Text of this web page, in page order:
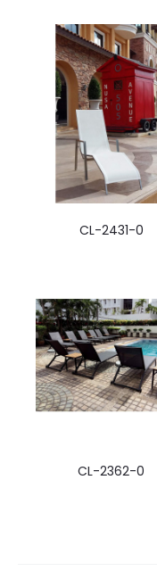
CL-2431-0
CL-2362-0